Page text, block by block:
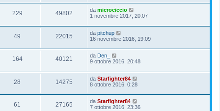
229 49802 da microciccio
1 novembre 2017, 20:07
49 22015 da pitchup
16 novembre 2016, 19:09
164 40121 da Den_
9 ottobre 2016, 20:48
28 14275 da Starfighter84
8 ottobre 2016, 0:28
61 27165 da Starfighter84
7 ottobre 2016, 23:36